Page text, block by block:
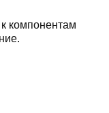
компонентам